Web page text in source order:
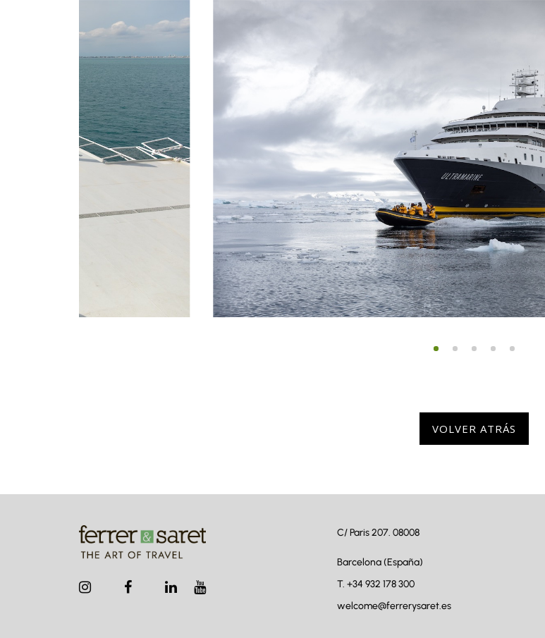
VOLVER ATRÁS
C/ Paris 207. 08008
Barcelona (España)
T. +34 932 178 300
welcome@ferrerysaret.es